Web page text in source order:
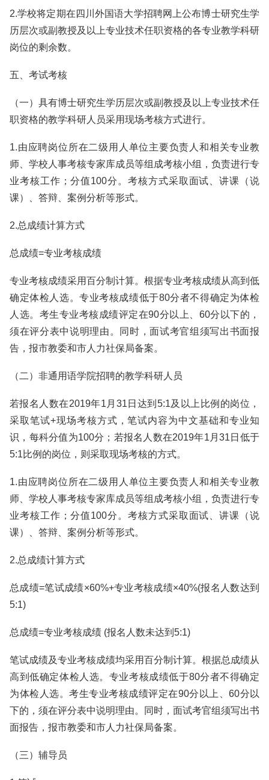
2.学校将定期在四川外国语大学招聘网上公布博士研究生学
历层次或副教授及以上专业技术任职资格的各专业教学科研
岗位的剩余数。
五、考试考核
（一）具有博士研究生学历层次或副教授及以上专业技术任
职资格的教学科研人员采用现场考核方式进行。
1.由应聘岗位所在二级用人单位主要负责人和相关专业教
师、学校人事考核专家库成员等组成考核小组，负责进行专
业考核工作；分值100分。考核方式采取面试、讲课（说
课）、答辩、案例分析等形式。
2.总成绩计算方式
总成绩=专业考核成绩
专业考核成绩采用百分制计算。根据专业考核成绩从高到低
确定体检人选。专业考核成绩低于80分者不得确定为体检
人选。考生专业考核成绩评定在90分以上、60分以下的，
须在评分表中说明理由。同时，面试考官组须写出书面报
告，报市教委和市人力社保局备案。
（二）非通用语学院招聘的教学科研人员
若报名人数在2019年1月31日达到5:1及以上比例的岗位，
采取笔试+现场考核方式，笔试内容为中文基础和专业知
识，每科分值为100分；若报名人数在2019年1月31日低于
5:1比例的岗位，则采取现场考核的方式。
1.由应聘岗位所在二级用人单位主要负责人和相关专业教
师、学校人事考核专家库成员等组成考核小组，负责进行专
业考核工作；分值100分。考核方式采取面试、讲课（说
课）、答辩、案例分析等形式。
2.总成绩计算方式
总成绩=笔试成绩×60%+专业考核成绩×40%(报名人数达到
5:1)
总成绩=专业考核成绩 (报名人数未达到5:1)
笔试成绩及专业考核成绩均采用百分制计算。根据总成绩从
高到低确定体检人选。专业考核成绩低于80分者不得确定
为体检人选。考生专业考核成绩评定在90分以上、60分以
下的，须在评分表中说明理由。同时，面试考官组须写出书
面报告，报市教委和市人力社保局备案。
（三）辅导员